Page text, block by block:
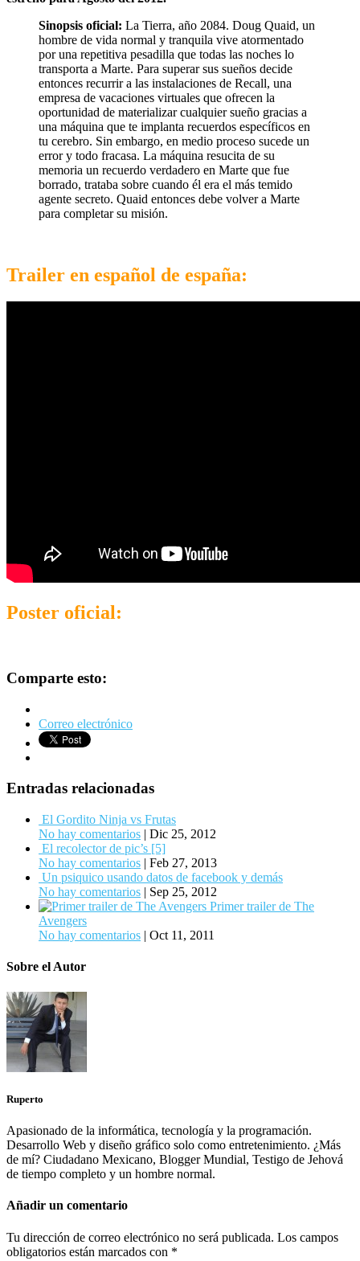
Sinopsis oficial: La Tierra, año 2084. Doug Quaid, un
hombre de vida normal y tranquila vive atormentado
por una repetitiva pesadilla que todas las noches lo
transporta a Marte. Para superar sus sueños decide
entonces recurrir a las instalaciones de Recall, una
empresa de vacaciones virtuales que ofrecen la
oportunidad de materializar cualquier sueño gracias a
una máquina que te implanta recuerdos específicos en
tu cerebro. Sin embargo, en medio proceso sucede un
error y todo fracasa. La máquina resucita de su
memoria un recuerdo verdadero en Marte que fue
borrado, trataba sobre cuando él era el más temido
agente secreto. Quaid entonces debe volver a Marte
para completar su misión.
Trailer en español de españa:
Poster oficial:
Comparte esto:
Correo electrónico
Entradas relacionadas
El Gordito Ninja vs Frutas
No hay comentarios | Dic 25, 2012
El recolector de pic’s [5]
No hay comentarios | Feb 27, 2013
Un psiquico usando datos de facebook y demás
No hay comentarios | Sep 25, 2012
Primer trailer de The
Avengers
No hay comentarios | Oct 11, 2011
Sobre el Autor
Ruperto
Apasionado de la informática, tecnología y la programación.
Desarrollo Web y diseño gráfico solo como entretenimiento. ¿Más
de mí? Ciudadano Mexicano, Blogger Mundial, Testigo de Jehová
de tiempo completo y un hombre normal.
Añadir un comentario
Tu dirección de correo electrónico no será publicada. Los campos
obligatorios están marcados con *